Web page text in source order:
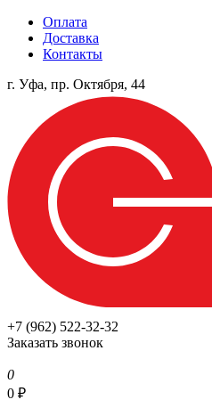
Оплата
Доставка
Контакты
г. Уфа, пр. Октября, 44
+7 (962) 522-32-32
Заказать звонок
0
0 ₽